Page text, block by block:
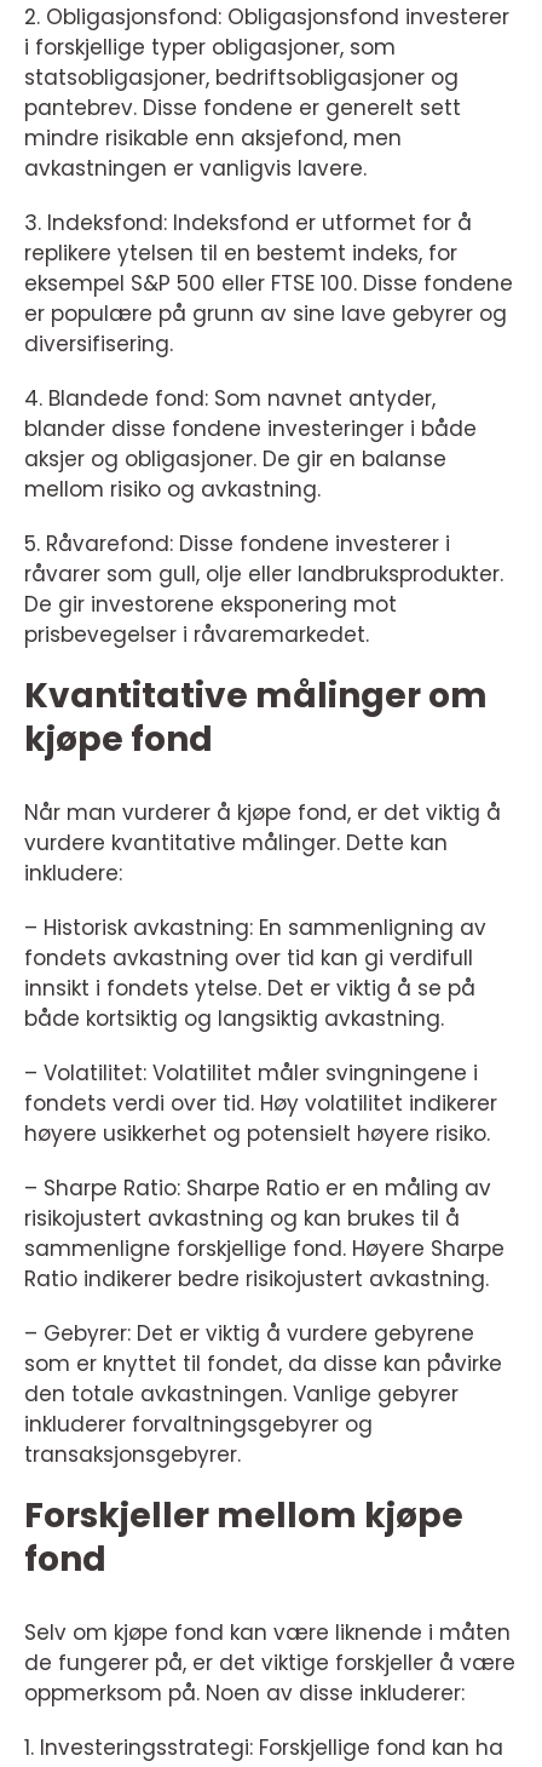
2. Obligasjonsfond: Obligasjonsfond investerer
i forskjellige typer obligasjoner, som
statsobligasjoner, bedriftsobligasjoner og
pantebrev. Disse fondene er generelt sett
mindre risikable enn aksjefond, men
avkastningen er vanligvis lavere.
3. Indeksfond: Indeksfond er utformet for å
replikere ytelsen til en bestemt indeks, for
eksempel S&P 500 eller FTSE 100. Disse fondene
er populære på grunn av sine lave gebyrer og
diversifisering.
4. Blandede fond: Som navnet antyder,
blander disse fondene investeringer i både
aksjer og obligasjoner. De gir en balanse
mellom risiko og avkastning.
5. Råvarefond: Disse fondene investerer i
råvarer som gull, olje eller landbruksprodukter.
De gir investorene eksponering mot
prisbevegelser i råvaremarkedet.
Kvantitative målinger om
kjøpe fond
Når man vurderer å kjøpe fond, er det viktig å
vurdere kvantitative målinger. Dette kan
inkludere:
– Historisk avkastning: En sammenligning av
fondets avkastning over tid kan gi verdifull
innsikt i fondets ytelse. Det er viktig å se på
både kortsiktig og langsiktig avkastning.
– Volatilitet: Volatilitet måler svingningene i
fondets verdi over tid. Høy volatilitet indikerer
høyere usikkerhet og potensielt høyere risiko.
– Sharpe Ratio: Sharpe Ratio er en måling av
risikojustert avkastning og kan brukes til å
sammenligne forskjellige fond. Høyere Sharpe
Ratio indikerer bedre risikojustert avkastning.
– Gebyrer: Det er viktig å vurdere gebyrene
som er knyttet til fondet, da disse kan påvirke
den totale avkastningen. Vanlige gebyrer
inkluderer forvaltningsgebyrer og
transaksjonsgebyrer.
Forskjeller mellom kjøpe
fond
Selv om kjøpe fond kan være liknende i måten
de fungerer på, er det viktige forskjeller å være
oppmerksom på. Noen av disse inkluderer:
1. Investeringsstrategi: Forskjellige fond kan ha